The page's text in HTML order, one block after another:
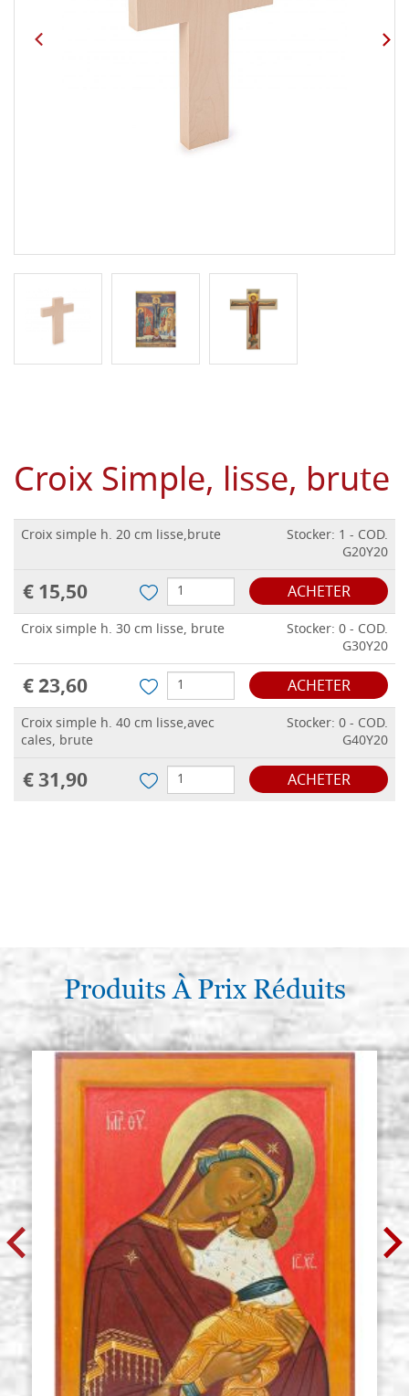
Croix Simple, lisse, brute
Croix simple h. 20 cm lisse,brute
Stocker: 1 - COD.
G20Y20
€ 15,50 ACHETER
Croix simple h. 30 cm lisse, brute
Stocker: 0 - COD.
G30Y20
€ 23,60 ACHETER
Croix simple h. 40 cm lisse,avec
cales, brute
Stocker: 0 - COD.
G40Y20
€ 31,90 ACHETER
Produits À Prix Réduits